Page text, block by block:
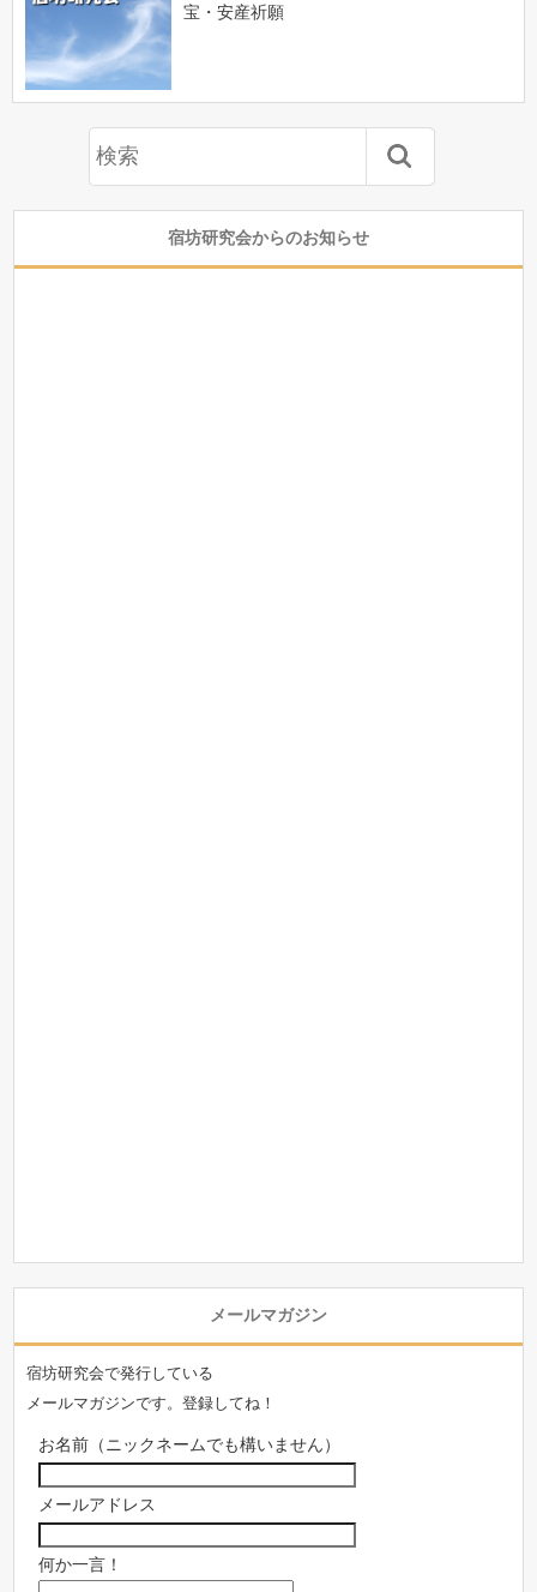
宝・安産祈願
宿坊研究会からのお知らせ
メールマガジン
宿坊研究会で発行している
メールマガジンです。登録してね！
お名前（ニックネームでも構いません）
メールアドレス
何か一言！